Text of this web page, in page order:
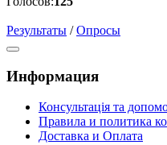
Результаты /Опросы
Информация
Консультація та
Правила и политика
Доставка и Оплата